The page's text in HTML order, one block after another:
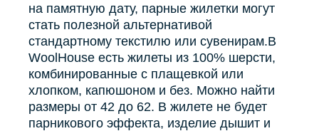
на памятную дату, парные жилетки могут
стать полезной альтернативой
стандартному текстилю или сувенирам.В
WoolHouse есть жилеты из 100% шерсти,
комбинированные с плащевкой или
хлопком, капюшоном и без. Можно найти
размеры от 42 до 62. В жилете не будет
парникового эффекта, изделие дышит и